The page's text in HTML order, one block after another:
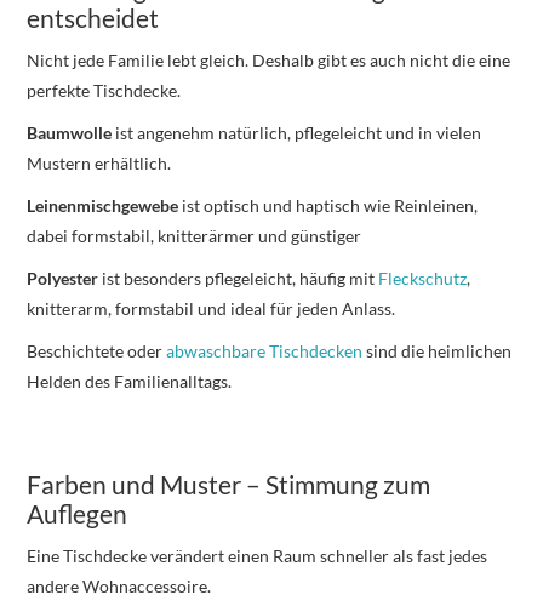
entscheidet
Nicht jede Familie lebt gleich. Deshalb gibt es auch nicht die eine
perfekte Tischdecke.
Baumwolle ist angenehm natürlich, pflegeleicht und in vielen
Mustern erhältlich.
Leinenmischgewebe ist optisch und haptisch wie Reinleinen,
dabei formstabil, knitterärmer und günstiger
Polyester ist besonders pflegeleicht, häufig mit Fleckschutz,
knitterarm, formstabil und ideal für jeden Anlass.
Beschichtete oderabwaschbare Tischdecken sind die heimlichen
Helden des Familienalltags.
Farben und Muster – Stimmung zum
Auflegen
Eine Tischdecke verändert einen Raum schneller als fast jedes
andere Wohnaccessoire.